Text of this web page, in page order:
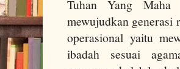
Tuhan Yang Maha
mewujudkan generasi
operasional yaitu
ibadah sesuai